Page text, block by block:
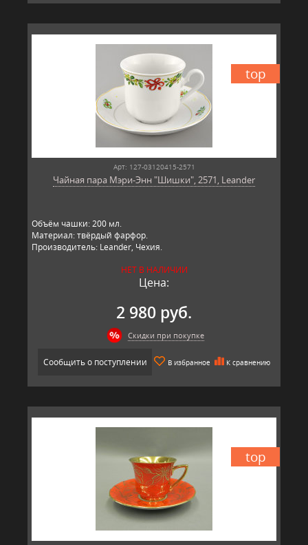
top
Арт: 127-03120415-2571
Чайная пара Мэри-Энн "Шишки", 2571, Leander
Объём чашки: 200 мл.
Материал: твёрдый фарфор.
Производитель: Leander, Чехия.
НЕТ В НАЛИЧИИ
Цена:
2 980 руб.
Скидки при покупке
Сообщить о поступлении В избранное К сравнению
top